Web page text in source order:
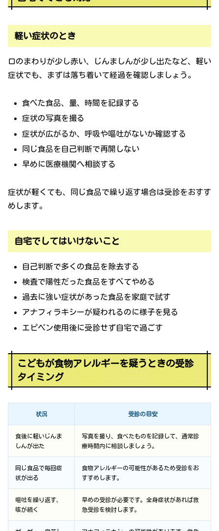
軽い症状のとき
口のまわりが少し赤い、じんましんが少し出たなど、軽い
症状でも、まずは落ち着いて経過を確認しましょう。
食べた食品、量、時間を記録する
症状の写真を撮る
症状が広がるか、呼吸や嘔吐がないか確認する
同じ食品を自己判断で再開しない
早めに医療機関へ相談する
症状が軽くても、同じ食品で繰り返す場合は受診をおすす
めします。
自宅でしてはいけないこと
自己判断で多くの食品を除去する
検査で陽性だった食品をすべてやめる
過去に強い症状があった食品を家庭で試す
アナフィラキシーが疑われるのに様子を見る
エピペン使用後に受診せず自宅で過ごす
こどもが食物アレルギーを疑うときの受診
タイミング
状況 受診の目安
食後に軽いじんま
しんが出た
写真を撮り、食べたものを記録して、通常診
療時間内に相談しましょう。
同じ食品で毎回症
状が出る
食物アレルギーの可能性があるため受診をお
すすめします。
嘔吐を繰り返す、
咳が続く
早めの受診が必要です。全身症状があれば救
急受診を検討します。